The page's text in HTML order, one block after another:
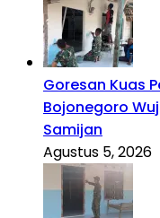
Goresan Kuas
Bojonegoro
Samijan
Agustus 5, 2026